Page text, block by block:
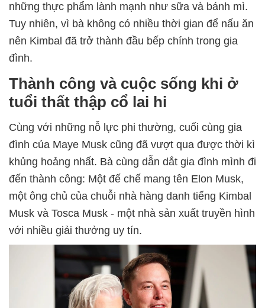
những thực phẩm lành mạnh như sữa và bánh mì.
Tuy nhiên, vì bà không có nhiều thời gian để nấu ăn
nên Kimbal đã trở thành đầu bếp chính trong gia
đình.
Thành công và cuộc sống khi ở
tuổi thất thập cổ lai hi
Cùng với những nỗ lực phi thường, cuối cùng gia
đình của Maye Musk cũng đã vượt qua được thời kì
khủng hoảng nhất. Bà cùng dẫn dắt gia đình mình đi
đến thành công: Một đế chế mang tên Elon Musk,
một ông chủ của chuỗi nhà hàng danh tiếng Kimbal
Musk và Tosca Musk - một nhà sản xuất truyền hình
với nhiều giải thưởng uy tín.